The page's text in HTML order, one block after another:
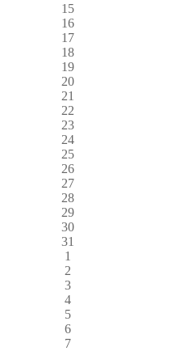
15
16
17
18
19
20
21
22
23
24
25
26
27
28
29
30
31
1
2
3
4
5
6
7